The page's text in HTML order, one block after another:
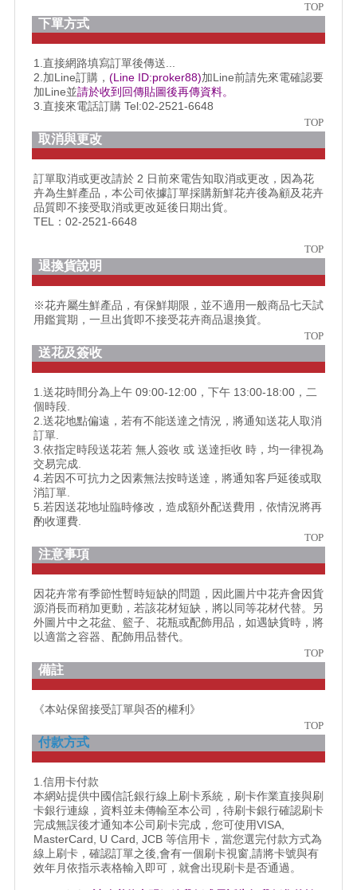
TOP
下單方式
1.直接網路填寫訂單後傳送...
2.加Line訂購， (Line ID:proker88)加Line前請先來電確認要
加Line並請於收到回傳貼圖後再傳資料。
3.直接來電話訂購 Tel:02-2521-6648
TOP
取消與更改
訂單取消或更改請於 2 日前來電告知取消或更改，因為花
卉為生鮮產品，本公司依據訂單採購新鮮花卉後為顧及花卉
品質即不接受取消或更改延後日期出貨。
TEL：02-2521-6648
TOP
退換貨說明
※花卉屬生鮮產品，有保鮮期限，並不適用一般商品七天試
用鑑賞期，一旦出貨即不接受花卉商品退換貨。
TOP
送花及簽收
1.送花時間分為上午 09:00-12:00，下午 13:00-18:00，二
個時段.
2.送花地點偏遠，若有不能送達之情況，將通知送花人取消
訂單.
3.依指定時段送花若 無人簽收 或 送達拒收 時，均一律視為
交易完成.
4.若因不可抗力之因素無法按時送達，將通知客戶延後或取
消訂單.
5.若因送花地址臨時修改，造成額外配送費用，依情況將再
酌收運費.
TOP
注意事項
因花卉常有季節性暫時短缺的問題，因此圖片中花卉會因貨
源消長而稍加更動，若該花材短缺，將以同等花材代替。另
外圖片中之花盆、籃子、花瓶或配飾用品，如遇缺貨時，將
以適當之容器、配飾用品替代。
TOP
備註
《本站保留接受訂單與否的權利》
TOP
付款方式
1.信用卡付款
本網站提供中國信託銀行線上刷卡系統，刷卡作業直接與刷
卡銀行連線，資料並未傳輸至本公司，待刷卡銀行確認刷卡
完成無誤後才通知本公司刷卡完成，您可使用VISA,
MasterCard, U Card, JCB 等信用卡，當您選完付款方式為
線上刷卡，確認訂單之後,會有一個刷卡視窗,請將卡號與有
效年月依指示表格輸入即可，就會出現刷卡是否通過。